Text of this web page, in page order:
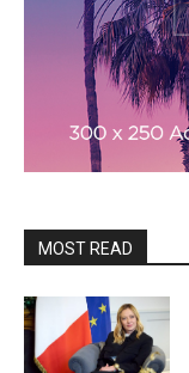
MOST READ